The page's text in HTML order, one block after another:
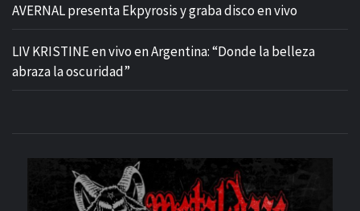
AVERNAL presenta Ekpyrosis y graba disco en vivo
LIV KRISTINE en vivo en Argentina: “Donde la belleza
abraza la oscuridad”